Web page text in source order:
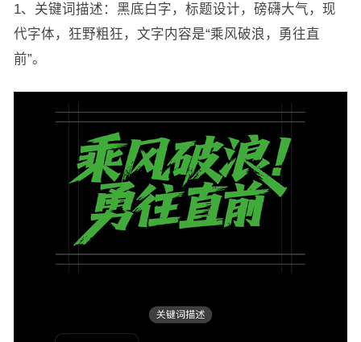
1、关键词描述：黑底白字，标题设计，磅礴大气，现
代字体，狂野粗狂，文字内容是“乘风破浪，勇往直
前”。